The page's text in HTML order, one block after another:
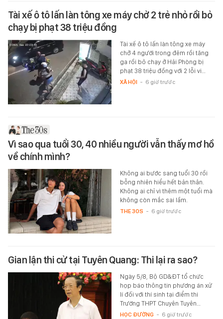
Tài xế ô tô lấn làn tông xe máy chở 2 trẻ nhỏ rồi bỏ
chạy bị phạt 38 triệu đồng
Tài xế ô tô lấn làn tông xe máy
chở 4 người trong đêm rồi tăng
ga rồi bỏ chạy ở Hải Phòng bị
phạt 38 triệu đồng với 2 lỗi vi…
XÃ HỘI - 6 giờ trước
Vì sao qua tuổi 30, 40 nhiều người vẫn thấy mơ hồ
về chính mình?
Không ai bước sang tuổi 30 rồi
bỗng nhiên hiểu hết bản thân.
Không ai chỉ vì thêm một tuổi mà
không còn mắc sai lầm.
THE 30S - 6 giờ trước
Gian lận thi cử tại Tuyên Quang: Thi lại ra sao?
Ngày 5/8, Bộ GD&ĐT tổ chức
họp báo thông tin phương án xử
lí đối với thí sinh tại điểm thi
Trường THPT Chuyên Tuyên…
HỌC ĐƯỜNG - 6 giờ trước